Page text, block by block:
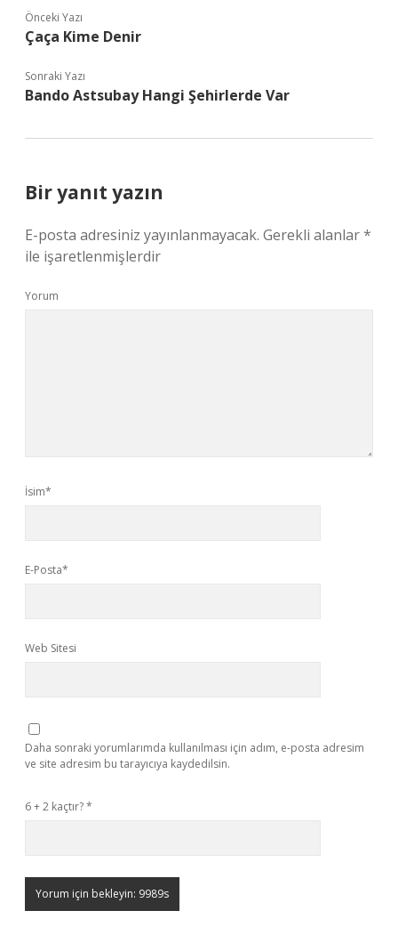
Önceki Yazı
Çaça Kime Denir
Sonraki Yazı
Bando Astsubay Hangi Şehirlerde Var
Bir yanıt yazın
E-posta adresiniz yayınlanmayacak. Gerekli alanlar*
ile işaretlenmişlerdir
Yorum
İsim*
E-Posta*
Web Sitesi
Daha sonraki yorumlarımda kullanılması için adım, e-posta adresim
ve site adresim bu tarayıcıya kaydedilsin.
6 + 2 kaçtır?*